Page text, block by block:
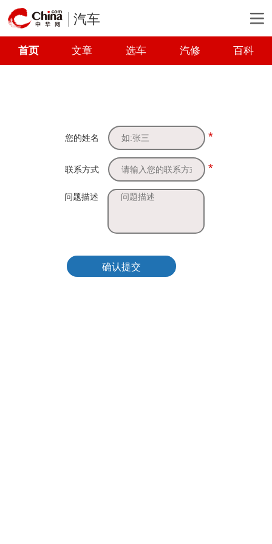
汽车
首页 文章 选车 汽修 百科
您的姓名 *
联系方式 *
问题描述
确认提交